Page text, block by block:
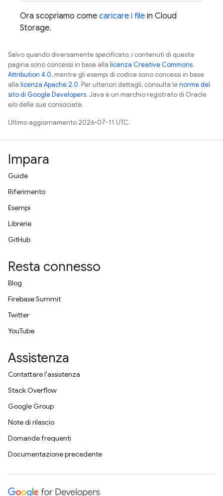
Ora scopriamo come caricare i file in Cloud
Storage.
Salvo quando diversamente specificato, i contenuti di questa
pagina sono concessi in base alla licenza Creative Commons
Attribution 4.0, mentre gli esempi di codice sono concessi in base
alla licenza Apache 2.0. Per ulteriori dettagli, consulta lenorme del
sito di Google Developers. Java è un marchio registrato di Oracle
e/o delle sue consociate.
Ultimo aggiornamento 2026-07-11 UTC.
Impara
Guide
Riferimento
Esempi
Librerie
GitHub
Resta connesso
Blog
Firebase Summit
Twitter
YouTube
Assistenza
Contattare l'assistenza
Stack Overflow
Google Group
Note di rilascio
Domande frequenti
Documentazione precedente